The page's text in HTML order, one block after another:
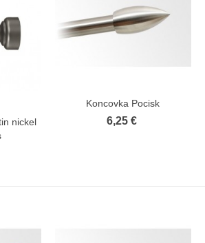
nickel
Zobraziť viac
Koncovka Pocisk
6,25 €